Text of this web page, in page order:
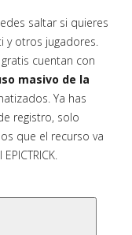
saltar si quieres
y otros jugadores.
cuentan con
masivo de la
Ya has
registro, solo
que el recurso va